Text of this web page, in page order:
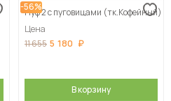
-56%
Пуф 2 с пуговицами (тк.Кофейный)
Цена
11 655 5 180
В корзину